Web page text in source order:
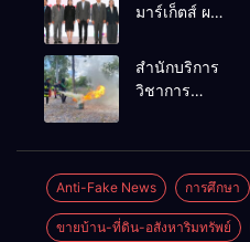
มาร์เก็ตส์ ผนึก
ธุรกิจท่อง
เที่ยว-บริการ
Thailand
2026 เชื่อม 4
งานใหญ่
สร้างโอกาส
สำนักบริการ
วิชาการ
เพลิงขั้นต้น”
ยกระดับ
ศักยภาพเจ้า
Anti-Fake News การศึกษา
ขายบ้าน-ที่ดิน-อสังหาริมทรัพย์